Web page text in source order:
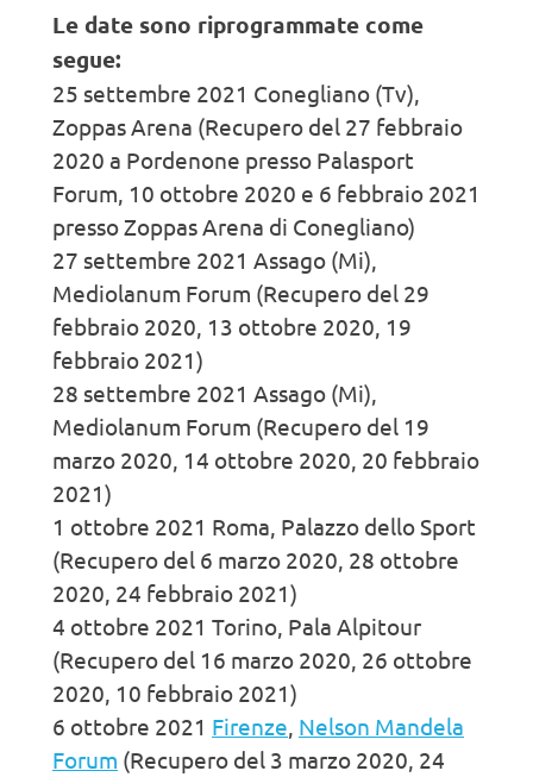
Le date sono riprogrammate come
segue:
25 settembre 2021 Conegliano (Tv),
Zoppas Arena (Recupero del 27 febbraio
2020 a Pordenone presso Palasport
Forum, 10 ottobre 2020 e 6 febbraio 2021
presso Zoppas Arena di Conegliano)
27 settembre 2021 Assago (Mi),
Mediolanum Forum (Recupero del 29
febbraio 2020, 13 ottobre 2020, 19
febbraio 2021)
28 settembre 2021 Assago (Mi),
Mediolanum Forum (Recupero del 19
marzo 2020, 14 ottobre 2020, 20 febbraio
2021)
1 ottobre 2021 Roma, Palazzo dello Sport
(Recupero del 6 marzo 2020, 28 ottobre
2020, 24 febbraio 2021)
4 ottobre 2021 Torino, Pala Alpitour
(Recupero del 16 marzo 2020, 26 ottobre
2020, 10 febbraio 2021)
6 ottobre 2021 Firenze, Nelson Mandela
Forum (Recupero del 3 marzo 2020, 24